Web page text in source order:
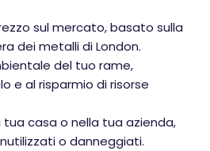
sul mercato, basato sulla
dei metalli di London.
del tuo rame,
e al risparmio di risorse
tua casa o nella tua azienda,
o danneggiati.